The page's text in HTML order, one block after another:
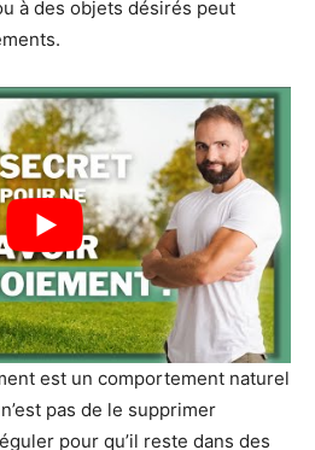
à des objets désirés peut
est un comportement naturel
pas de le supprimer
pour qu’il reste dans des